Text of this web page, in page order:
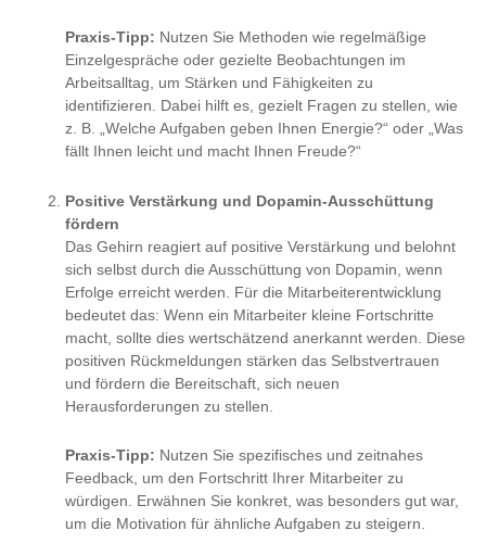
Praxis-Tipp: Nutzen Sie Methoden wie regelmäßige
Einzelgespräche oder gezielte Beobachtungen im
Arbeitsalltag, um Stärken und Fähigkeiten zu
identifizieren. Dabei hilft es, gezielt Fragen zu stellen, wie
z. B. „Welche Aufgaben geben Ihnen Energie?“ oder „Was
fällt Ihnen leicht und macht Ihnen Freude?“
Positive Verstärkung und Dopamin-Ausschüttung
fördern
Das Gehirn reagiert auf positive Verstärkung und belohnt
sich selbst durch die Ausschüttung von Dopamin, wenn
Erfolge erreicht werden. Für die Mitarbeiterentwicklung
bedeutet das: Wenn ein Mitarbeiter kleine Fortschritte
macht, sollte dies wertschätzend anerkannt werden. Diese
positiven Rückmeldungen stärken das Selbstvertrauen
und fördern die Bereitschaft, sich neuen
Herausforderungen zu stellen.
Praxis-Tipp: Nutzen Sie spezifisches und zeitnahes
Feedback, um den Fortschritt Ihrer Mitarbeiter zu
würdigen. Erwähnen Sie konkret, was besonders gut war,
um die Motivation für ähnliche Aufgaben zu steigern.